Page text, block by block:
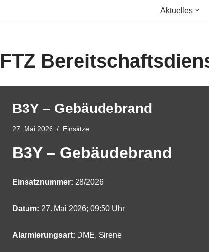
Aktuelles
FTZ
B3Y – Gebäudebrand
27. Mai 2026 Einsätze
B3Y – Gebäudebrand
Einsatznummer: 28/2026
Datum: 27. Mai 2026; 09:50 Uhr
Alarmierungsart: DME, Sirene